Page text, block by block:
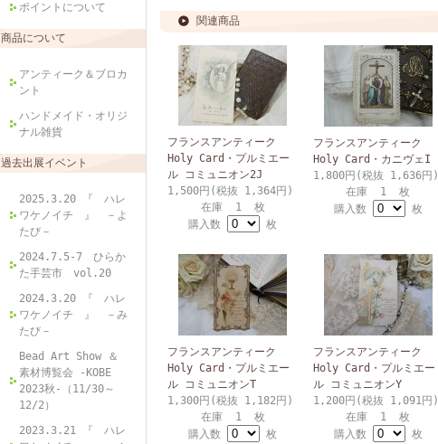
ポイントについて
商品について
アンティーク＆ブロカ
ント
ハンドメイド・オリジ
ナル雑貨
過去出展イベント
2025.3.20 『 ハレ
ワケノイチ 』 －よ
たび－
2024.7.5-7 ひらか
た手芸市 vol.20
2024.3.20 『 ハレ
ワケノイチ 』 －み
たび－
Bead Art Show ＆
素材博覧会 -KOBE
2023秋-（11/30～
12/2）
2023.3.21 『 ハレ
関連商品
フランスアンティーク
Holy Card・プルミエー
ル コミュニオン2J
1,500円(税抜 1,364円)
在庫 1 枚
購入数
枚
フランスアンティーク
Holy Card・カニヴェI
1,800円(税抜 1,636円)
在庫 1 枚
購入数
枚
フランスアンティーク
Holy Card・プルミエー
ル コミュニオンT
1,300円(税抜 1,182円)
在庫 1 枚
購入数
枚
フランスアンティーク
Holy Card・プルミエー
ル コミュニオンY
1,200円(税抜 1,091円)
在庫 1 枚
購入数
枚